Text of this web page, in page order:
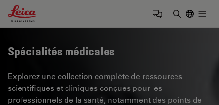
Leica Microsystems Logo
Spécialités médicales
Explorez une collection complète de ressources
scientifiques et cliniques conçues pour les
professionnels de la santé, notamment des points de